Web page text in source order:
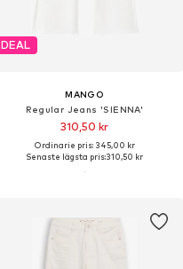
DEAL
MANGO
Regular Jeans 'SIENNA'
310,50 kr
Ordinarie pris: 345,00 kr
Senaste lägsta pris:310,50 kr